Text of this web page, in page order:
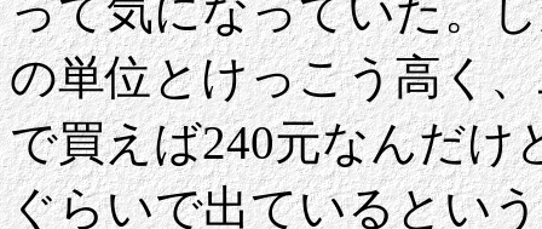
って気になっていた。
の単位とけっこう高く
で買えば240元なんだけ
ぐらいで出ているとい